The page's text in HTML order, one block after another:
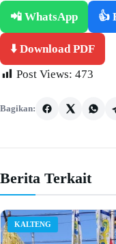
📲 WhatsApp 👍
⬇️ Download PDF
Post Views: 473
Bagikan:
Berita Terkait
KALTENG